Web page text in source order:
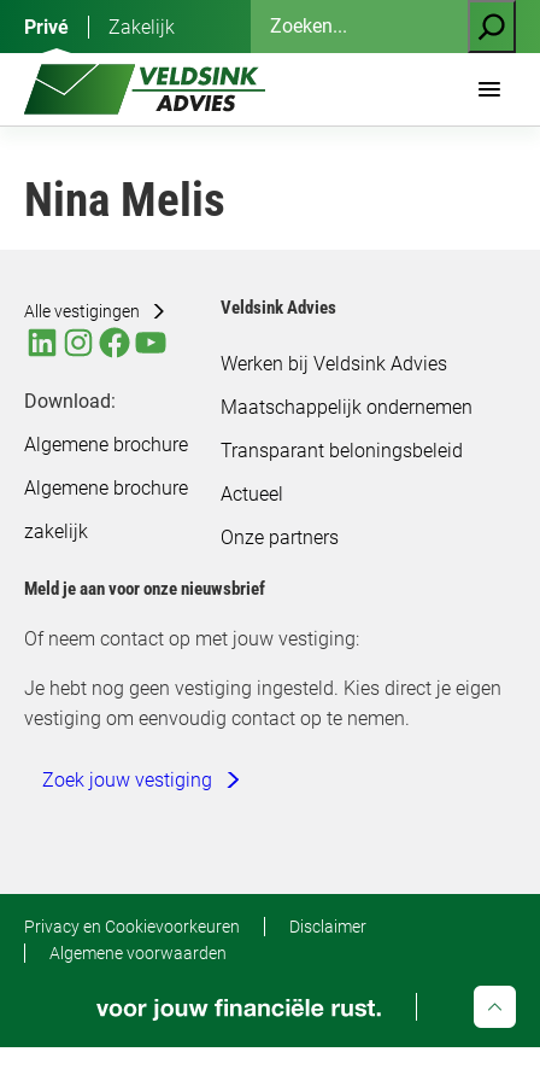
inhoud
Privé Zakelijk
Zoeken
Nina Melis
Alle vestigingen
Download:
Algemene brochure
Algemene brochure
zakelijk
Veldsink Advies
Werken bij Veldsink Advies
Maatschappelijk ondernemen
Transparant beloningsbeleid
Actueel
Onze partners
Meld je aan voor onze nieuwsbrief
Of neem contact op met jouw vestiging:
Je hebt nog geen vestiging ingesteld. Kies direct je eigen
vestiging om eenvoudig contact op te nemen.
Zoek jouw vestiging
Privacy en Cookievoorkeuren
Disclaimer
Algemene voorwaarden